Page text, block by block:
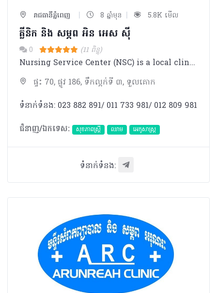
រាជធានីភ្នំពេញ | 8 ឆ្នាំមុន | 5.8K មើល
គ្លីនិក និង​ សម្ភព អិន អេស ស៊ី
0 (11 ពិន្ទុ)
Nursing Service Center (NSC) is a local clinic that provides various kinds of treatment.Doctors and staffs at NSC are highly trained and qualified for the service.
ផ្ទះ 70, ផ្លូវ 186, ទឹកល្អក់ទី ៣, ទួលគោក
ទំនាក់ទំនង: 023 882 891/ 011 733 981/ 012 809 981
ជំនាញ/ឯកទេស:
សុខភាពស្រ្តី ឈាម អេកូសាស្រ្ត
ទំនាក់ទំនង: